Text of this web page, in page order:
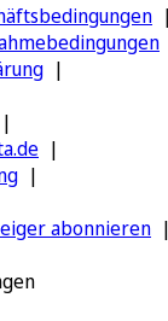
abonnieren